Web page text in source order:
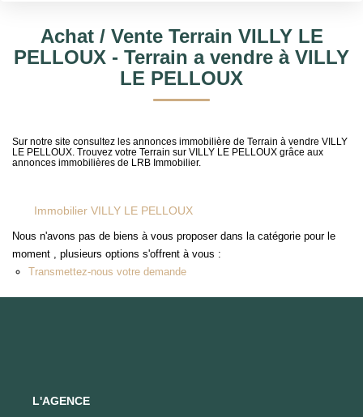
Biens Vendus
LOUER
FAIRE GÉRER SON BIEN
NOTRE AGENCE
Sélectionnez...
Type de bien
Achat / Vente Terrain VILLY LE
PELLOUX - Terrain a vendre à VILLY
LE PELLOUX
Sur notre site consultez les annonces immobilière de Terrain à vendre VILLY
LE PELLOUX. Trouvez votre Terrain sur VILLY LE PELLOUX grâce aux
annonces immobilières de LRB Immobilier.
Immobilier VILLY LE PELLOUX
Nous n'avons pas de biens à vous proposer dans la catégorie pour le
moment , plusieurs options s'offrent à vous :
Transmettez-nous votre demande
L'AGENCE